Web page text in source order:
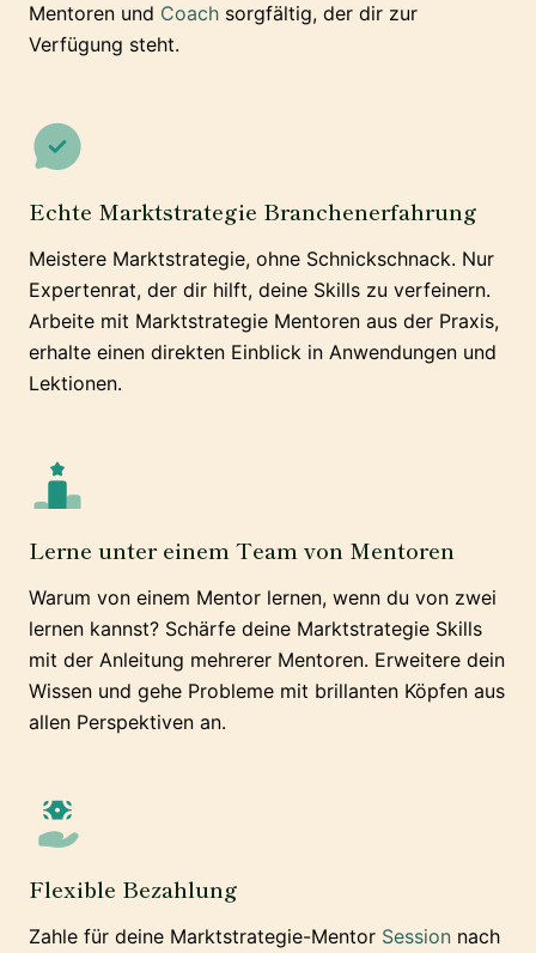
Mentoren und Coach sorgfältig, der dir zur
Verfügung steht.
Echte Marktstrategie Branchenerfahrung
Meistere Marktstrategie, ohne Schnickschnack. Nur
Expertenrat, der dir hilft, deine Skills zu verfeinern.
Arbeite mit Marktstrategie Mentoren aus der Praxis,
erhalte einen direkten Einblick in Anwendungen und
Lektionen.
Lerne unter einem Team von Mentoren
Warum von einem Mentor lernen, wenn du von zwei
lernen kannst? Schärfe deine Marktstrategie Skills
mit der Anleitung mehrerer Mentoren. Erweitere dein
Wissen und gehe Probleme mit brillanten Köpfen aus
allen Perspektiven an.
Flexible Bezahlung
Zahle für deine Marktstrategie-Mentor Session nach